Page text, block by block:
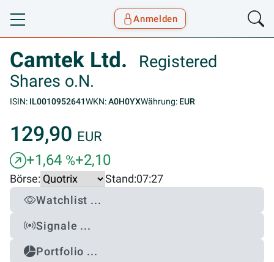
Toggle navigation
Anmelden
Camtek Ltd.
Registered
Shares o.N.
ISIN: IL0010952641WKN:A0H0YXWährung: EUR
129,90 EUR
+1,64 %+2,10
Börse: Stand:07:27
Watchlist ...
Signale ...
Portfolio ...